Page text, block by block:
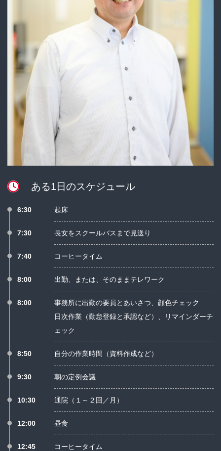
ある1日のスケジュール
6:30 起床
7:30 長女をスクールバスまで見送り
7:40 コーヒータイム
8:00 出勤、または、そのままテレワーク
8:00
事務所に出勤の要員とあいさつ、顔色チェック
日次作業（勤怠登録と承認など）、リマインダーチ
ェック
8:50 自分の作業時間（資料作成など）
9:30 朝の定例会議
10:30 通院（１～２回／月）
12:00 昼食
12:45 コーヒータイム